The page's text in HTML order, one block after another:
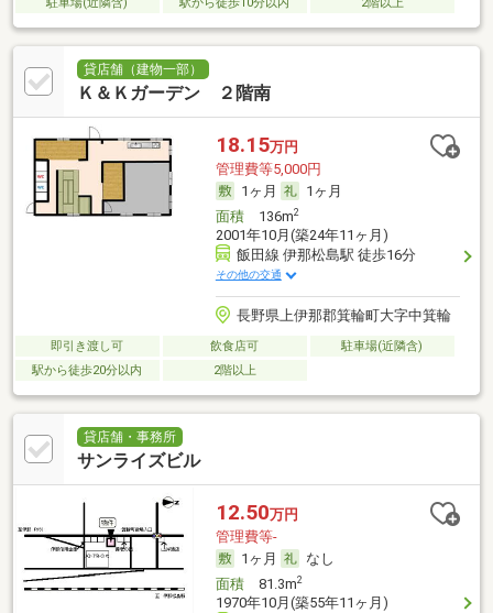
貸店舗（建物一部）
Ｋ＆Ｋガーデン ２階南
18.15万円
管理費等5,000円
1ヶ月
1ヶ月
面積136m2
2001年10月(築24年11ヶ月)
飯田線 伊那松島駅 徒歩16分
その他の交通
長野県上伊那郡箕輪町大字中箕輪
即引き渡し可 飲食店可
駐車場(近隣含)
駅から徒歩20分以内
2階以上
貸店舗・事務所
サンライズビル
12.50万円
管理費等-
1ヶ月
なし
面積81.3m2
1970年10月(築55年11ヶ月)